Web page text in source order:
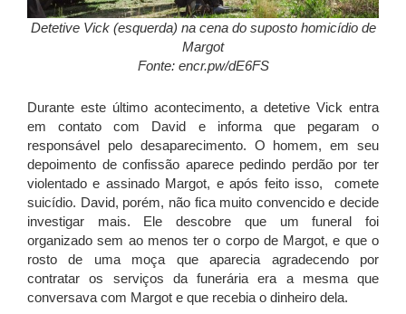
Detetive Vick (esquerda) na cena do suposto homicídio de
Margot
Fonte: encr.pw/dE6FS
Durante este último acontecimento, a detetive Vick entra
em contato com David e informa que pegaram o
responsável pelo desaparecimento. O homem, em seu
depoimento de confissão aparece pedindo perdão por ter
violentado e assinado Margot, e após feito isso, comete
suicídio. David, porém, não fica muito convencido e decide
investigar mais. Ele descobre que um funeral foi
organizado sem ao menos ter o corpo de Margot, e que o
rosto de uma moça que aparecia agradecendo por
contratar os serviços da funerária era a mesma que
conversava com Margot e que recebia o dinheiro dela.